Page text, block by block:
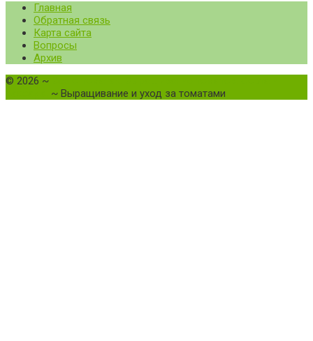
Главная
Обратная связь
Карта сайта
Вопросы
Архив
© 2026 ~
~ Выращивание и уход за томатами